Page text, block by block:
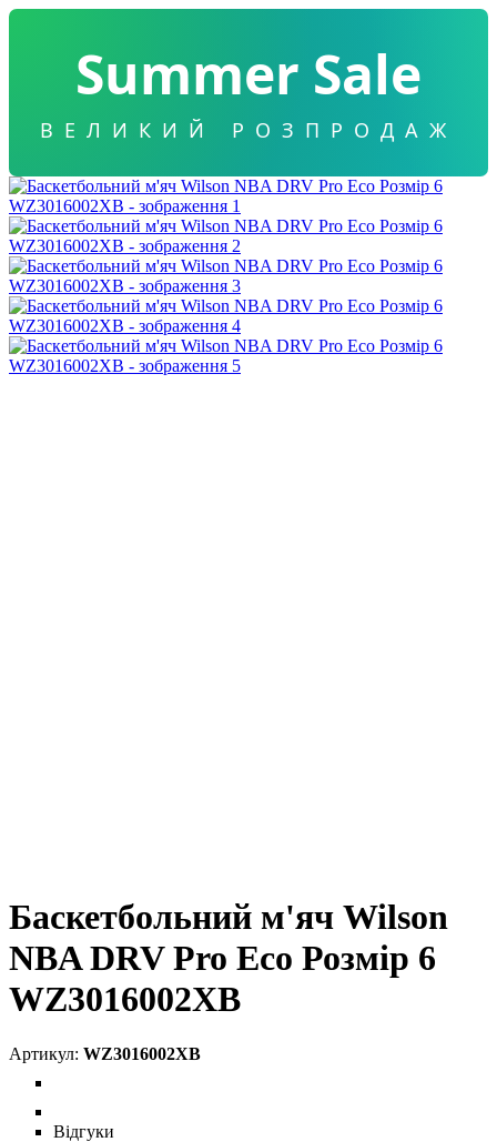
Summer Sale
ВЕЛИКИЙ РОЗПРОДАЖ
Баскетбольний м'яч Wilson
NBA DRV Pro Eco Розмір 6
WZ3016002XB
WZ3016002XB
Відгуки